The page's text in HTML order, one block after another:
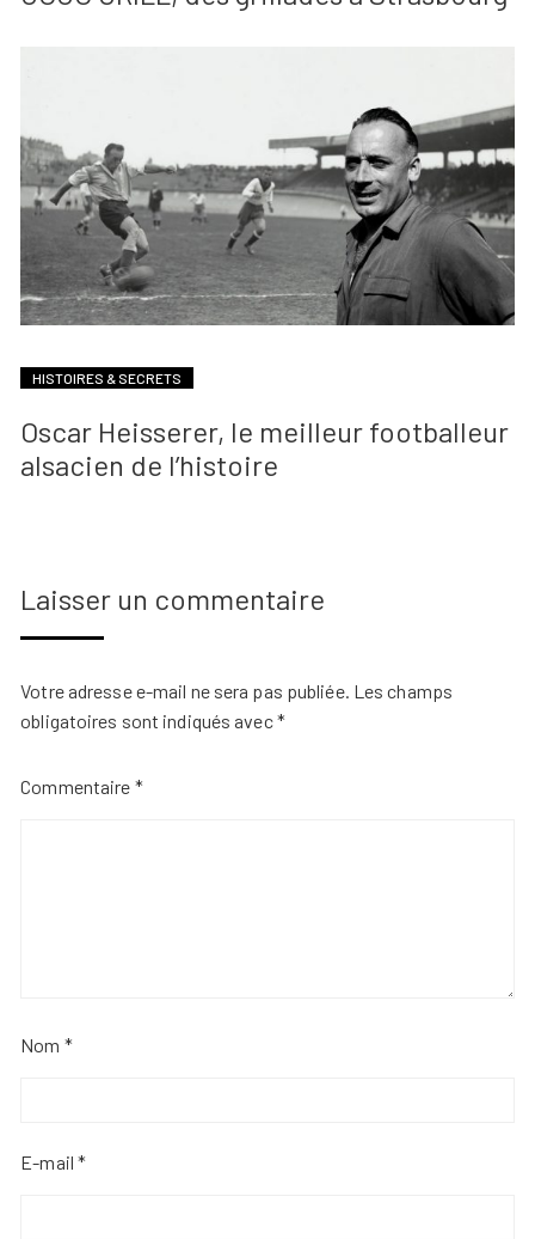
HISTOIRES & SECRETS
Oscar Heisserer, le meilleur footballeur
alsacien de l’histoire
Laisser un commentaire
Votre adresse e-mail ne sera pas publiée. Les champs
obligatoires sont indiqués avec*
Commentaire *
Nom *
E-mail*